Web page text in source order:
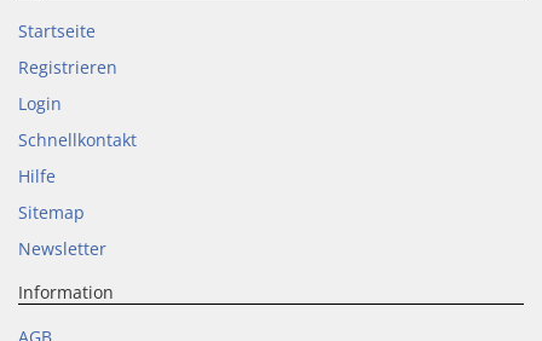
Startseite
Registrieren
Login
Schnellkontakt
Hilfe
Sitemap
Newsletter
Information